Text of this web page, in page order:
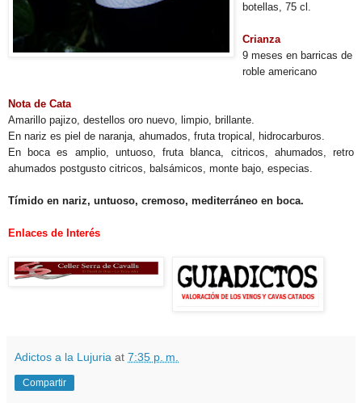
botellas, 75 cl.
Crianza
9 meses en barricas de
roble americano
Nota de Cata
Amarillo pajizo, destellos oro nuevo, limpio, brillante.
En nariz es piel de naranja, ahumados, fruta tropical, hidrocarburos.
En boca es amplio, untuoso, fruta blanca, citricos, ahumados, retro
ahumados postgusto citricos, balsámicos, monte bajo, especias.
Tímido en nariz, untuoso, cremoso, mediterráneo en boca.
Enlaces de Interés
Adictos a la Lujuria at 7:35 p. m.
Compartir